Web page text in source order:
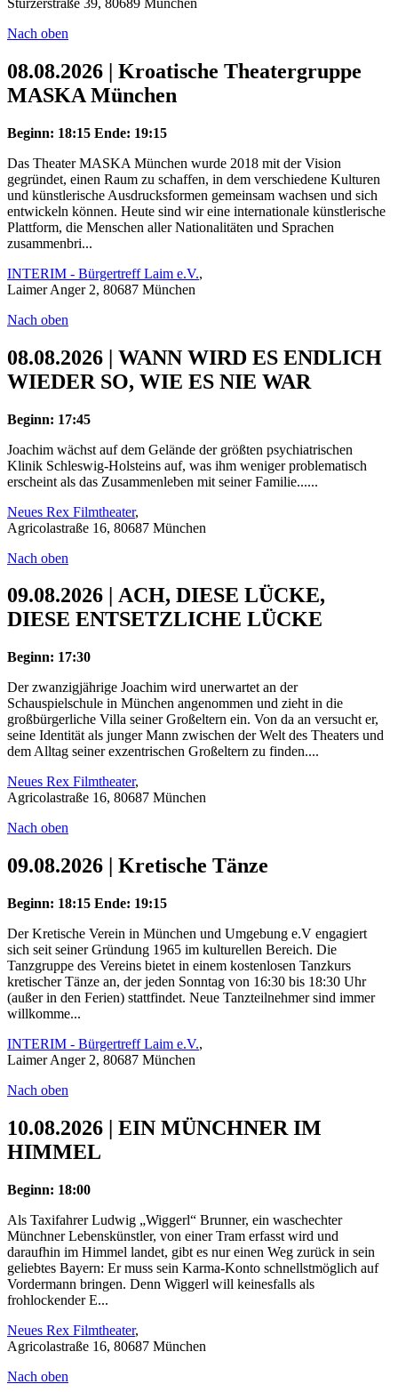
Stürzerstraße 39, 80689 München
Nach oben
08.08.2026 | Kroatische Theatergruppe
MASKA München
Beginn: 18:15 Ende: 19:15
Das Theater MASKA München wurde 2018 mit der Vision
gegründet, einen Raum zu schaffen, in dem verschiedene Kulturen
und künstlerische Ausdrucksformen gemeinsam wachsen und sich
entwickeln können. Heute sind wir eine internationale künstlerische
Plattform, die Menschen aller Nationalitäten und Sprachen
zusammenbri...
INTERIM - Bürgertreff Laim e.V.,
Laimer Anger 2, 80687 München
Nach oben
08.08.2026 | WANN WIRD ES ENDLICH
WIEDER SO, WIE ES NIE WAR
Beginn: 17:45
Joachim wächst auf dem Gelände der größten psychiatrischen
Klinik Schleswig-Holsteins auf, was ihm weniger problematisch
erscheint als das Zusammenleben mit seiner Familie......
Neues Rex Filmtheater,
Agricolastraße 16, 80687 München
Nach oben
09.08.2026 | ACH, DIESE LÜCKE,
DIESE ENTSETZLICHE LÜCKE
Beginn: 17:30
Der zwanzigjährige Joachim wird unerwartet an der
Schauspielschule in München angenommen und zieht in die
großbürgerliche Villa seiner Großeltern ein. Von da an versucht er,
seine Identität als junger Mann zwischen der Welt des Theaters und
dem Alltag seiner exzentrischen Großeltern zu finden....
Neues Rex Filmtheater,
Agricolastraße 16, 80687 München
Nach oben
09.08.2026 | Kretische Tänze
Beginn: 18:15 Ende: 19:15
Der Kretische Verein in München und Umgebung e.V engagiert
sich seit seiner Gründung 1965 im kulturellen Bereich. Die
Tanzgruppe des Vereins bietet in einem kostenlosen Tanzkurs
kretischer Tänze an, der jeden Sonntag von 16:30 bis 18:30 Uhr
(außer in den Ferien) stattfindet. Neue Tanzteilnehmer sind immer
willkomme...
INTERIM - Bürgertreff Laim e.V.,
Laimer Anger 2, 80687 München
Nach oben
10.08.2026 | EIN MÜNCHNER IM
HIMMEL
Beginn: 18:00
Als Taxifahrer Ludwig „Wiggerl“ Brunner, ein waschechter
Münchner Lebenskünstler, von einer Tram erfasst wird und
daraufhin im Himmel landet, gibt es nur einen Weg zurück in sein
geliebtes Bayern: Er muss sein Karma-Konto schnellstmöglich auf
Vordermann bringen. Denn Wiggerl will keinesfalls als
frohlockender E...
Neues Rex Filmtheater,
Agricolastraße 16, 80687 München
Nach oben